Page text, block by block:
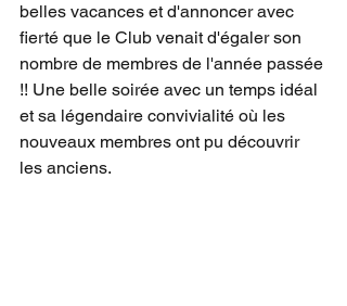
belles vacances et d'annoncer avec
fierté que le Club venait d'égaler son
nombre de membres de l'année passée
!! Une belle soirée avec un temps idéal
et sa légendaire convivialité où les
nouveaux membres ont pu découvrir
les anciens.